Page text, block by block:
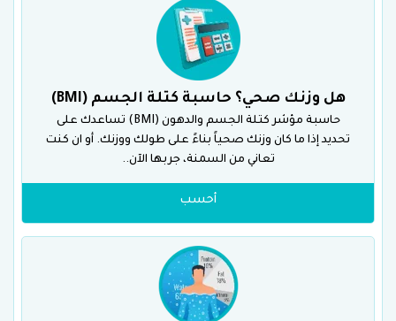
هل وزنك صحي؟ حاسبة كتلة الجسم (BMI)
حاسبة مؤشر كتلة الجسم والدهون (BMI) تساعدك على
تحديد إذا ما كان وزنك صحياً بناءً على طولك ووزنك. أو ان كنت
تعاني من السمنة، جربها الآن..
أحسب